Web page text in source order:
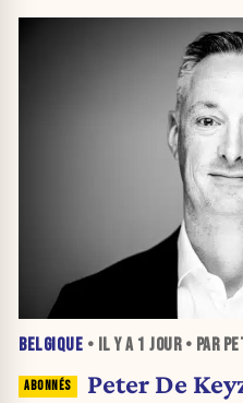
BELGIQUE • IL Y A 1 JOUR• PAR
Peter De